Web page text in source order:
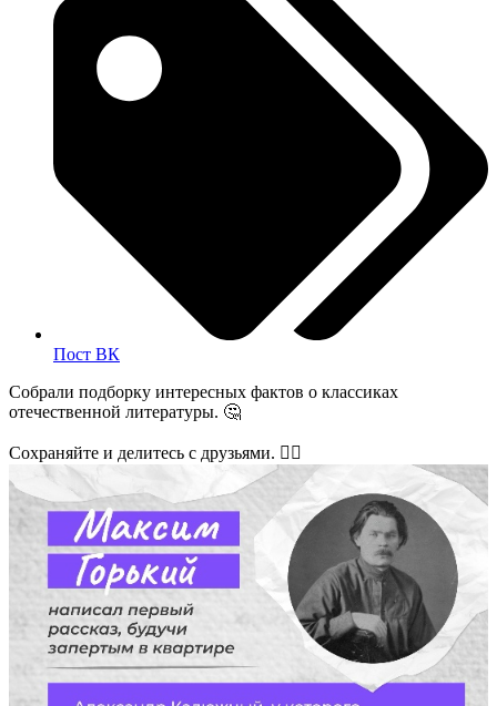
Пост ВК
Собрали подборку интересных фактов о классиках
отечественной литературы. 🤔
Сохраняйте и делитесь с друзьями. 👇🏻